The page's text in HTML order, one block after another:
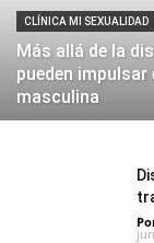
CLÍNICA MI SEXUALIDAD
Más allá de la
pueden impulsar
masculina